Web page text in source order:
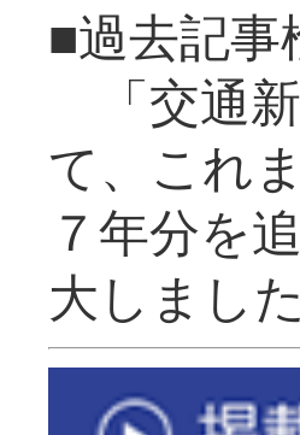
■過去記
「交通
て、これ
７年分を
大し